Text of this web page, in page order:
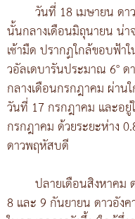
วันที่ 18 เมษายน ด
นั้นกลางเดือนมิถุนายน น่า
เช้ามืด ปรากฏใกล้ขอบฟ้า
วอัลเดบารันประมาณ 6° ด
กลางเดือนกรกฎาคม ผ่าน
วันที่ 17 กรกฎาคม และอ
กรกฎาคม ด้วยระยะห่าง
ดาวพฤหัสบดี
ปลายเดือนสิงหาคม
8 และ 9 กันยายน ดาวอัง